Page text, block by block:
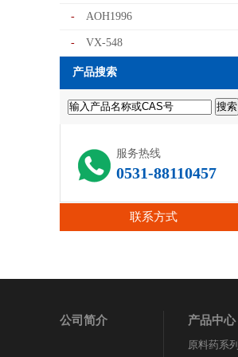
- AOH1996
- VX-548
产品搜索
服务热线
0531-88110457
联系方式
公司简介 产品中心
原料药系列